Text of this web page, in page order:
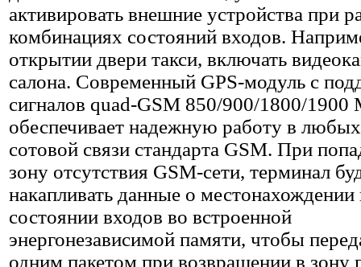
активировать внешние устройства при
комбинациях состояний входов.
открытии двери такси, включать
салона. Современный GPS-модуль с
сигналов quad-GSM 850/900/1800/
обеспечивает надежную работу в
сотовой связи стандарта GSM. При
зону отсутствия GSM-сети, терминал
накапливать данные о местонахождении
состоянии входов во встроенной
энергонезависимой памяти, чтобы
одним пакетом при возвращении в зону